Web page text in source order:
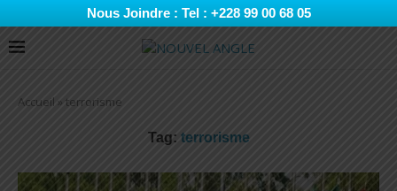
Nous Joindre : Tel : +228 99 00 68 05
Accueil » terrorisme
Tag: terrorisme